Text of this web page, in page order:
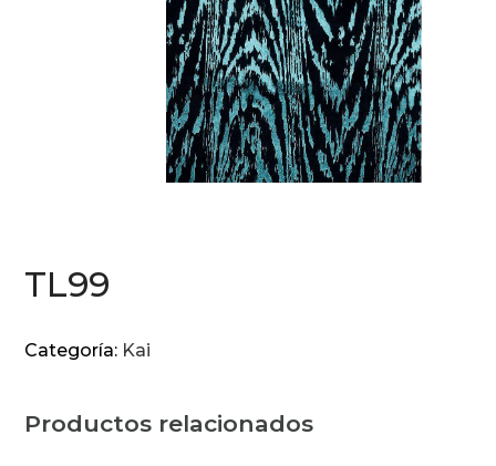
TL99
Categoría: Kai
Productos relacionados